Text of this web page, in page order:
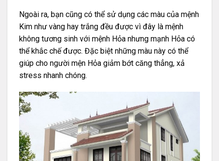
Ngoài ra, bạn cũng có thể sử dụng các màu của mệnh
Kim như vàng hay trắng đều được vì đây là mệnh
không tương sinh với mệnh Hỏa nhưng mạnh Hỏa có
thể khắc chế được. Đặc biệt những màu này có thể
giúp cho người mện Hỏa giảm bớt căng thẳng, xả
stress nhanh chóng.